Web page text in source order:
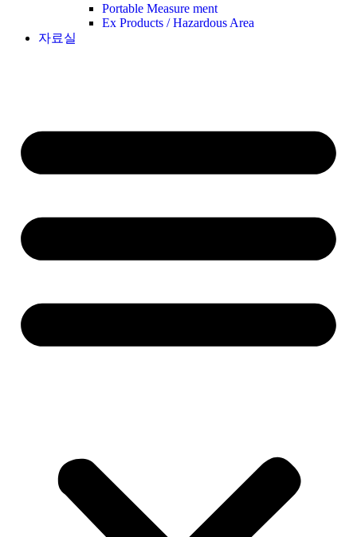
Portable Measure ment
Ex Products / Hazardous Area
자료실